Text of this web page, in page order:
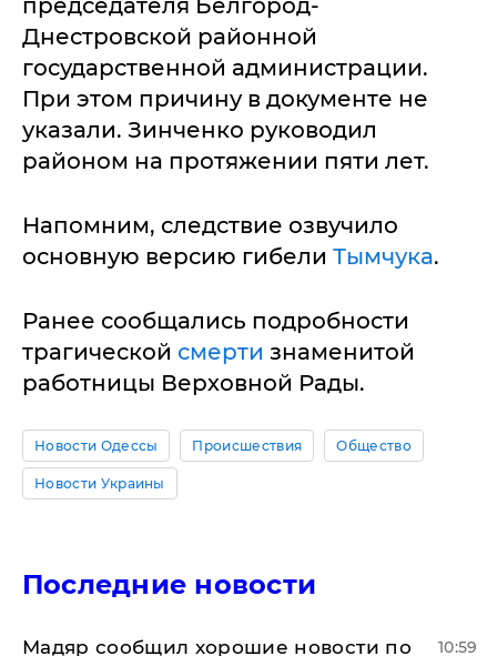
председателя Белгород-
Днестровской районной
государственной администрации.
При этом причину в документе не
указали. Зинченко руководил
районом на протяжении пяти лет.
Напомним, следствие озвучило
основную версию гибели Тымчука.
Ранее сообщались подробности
трагической смерти знаменитой
работницы Верховной Рады.
Новости Одессы Происшествия Общество
Новости Украины
Последние новости
Мадяр сообщил хорошие новости по
10:59